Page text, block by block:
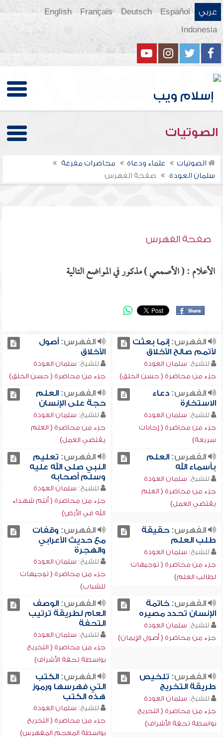
عربي Español
Deutsch
Français
English
Indonesia
الصوتيات
الصوتيات علماء ودعاة
محاضرات مفرغة
سلمان العودة
صفحة الفهرس
صفحة الفهرس
الأعلام : ( الأصمعي ) مذكور في المواضع التالية
الفهرس:إنما بعثت
لأتمم صالح الأخلاق
للشيخ: سلمان العودة
جزء من محاضرة ( حسن الخلق)
الفهرس:أصول
الأخلاق
للشيخ: سلمان العودة
جزء من محاضرة ( حسن الخلق)
الفهرس:دعاء
الاستخارة
للشيخ: سلمان العودة
جزء من محاضرة ( إجابات
سريعة)
الفهرس:العلم
حجة على الإنسان
للشيخ: سلمان العودة
جزء من محاضرة ( العلم
يقتضي العمل)
الفهرس:العلم
بأسماء الله
للشيخ: سلمان العودة
جزء من محاضرة ( العلم
يقتضي العمل)
الفهرس: تعليم
النبي صلى الله عليه
وسلم أصحابه
للشيخ: سلمان العودة
جزء من محاضرة ( أنتم شهداء
الله في الأرض)
الفهرس:حقيقة
طلب العلم
للشيخ: سلمان العودة
جزء من محاضرة ( توجيهات
لطالب العلم)
الفهرس: وقفات
مع حديث الأعرابي
والهجرة
للشيخ: سلمان العودة
جزء من محاضرة ( توجيهات
للشباب)
الفهرس:خاتمة
الإنسان تحدد مصيره
للشيخ: سلمان العودة
جزء من محاضرة ( أصول الإيمان)
الفهرس:الوصف
العام لطريقة ترتيب
التحفة
للشيخ: سلمان العودة
جزء من محاضرة ( التخريج
بواسطة تحفة الأشراف)
الفهرس: تلخيص
طريقة التخريج
للشيخ: سلمان العودة
جزء من محاضرة ( التخريج
بواسطة تحفة الأشراف)
الفهرس:الكتب
التي فهرسها ورموز
هذه الكتب
للشيخ: سلمان العودة
جزء من محاضرة ( التخريج
بواسطة المعجم المفهرس)